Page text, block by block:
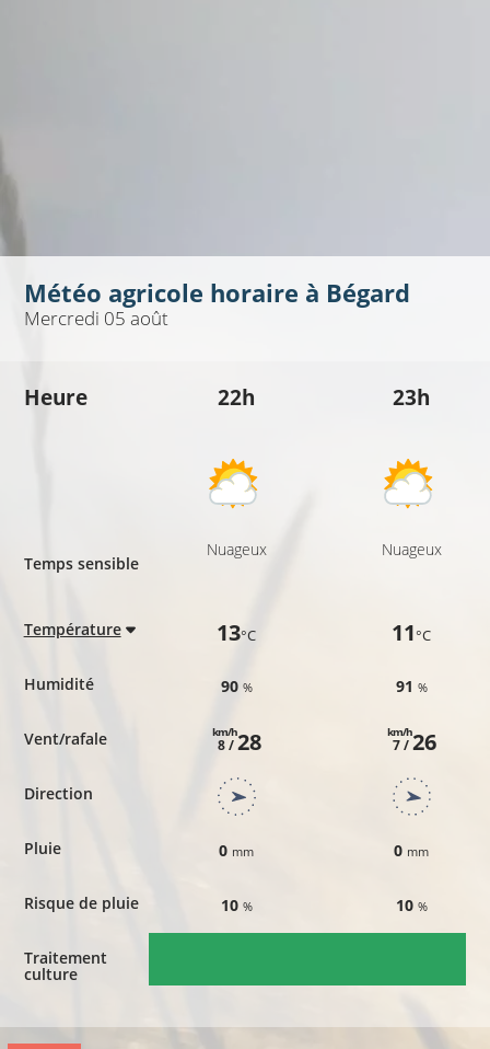
Météo agricole horaire à Bégard
Mercredi 05 août
Heure
Temps sensible
Température
Humidité
Vent/rafale
Direction
Pluie
Risque de pluie
Traitement
culture
22h
Nuageux
13°C
90 %
8 /
km/h28
0 mm
10 %
23h
Nuageux
11°C
91 %
7 /
km/h26
0 mm
10 %